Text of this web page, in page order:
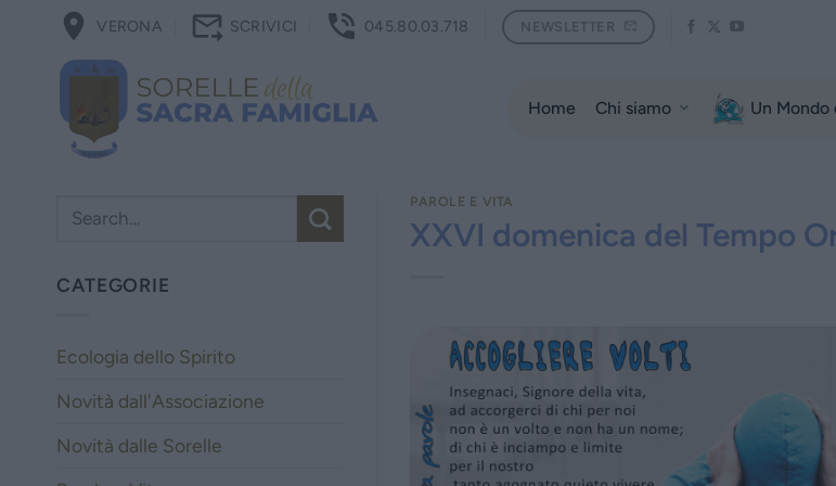
contenuti
VERONA SCRIVICI 045.80.03.718 NEWSLETTER
Home Chi siamo Un Mondo
CATEGORIE
Ecologia dello Spirito
Novità dall'Associazione
Novità dalle Sorelle
PAROLE E VITA
XXVI domenica del Tempo